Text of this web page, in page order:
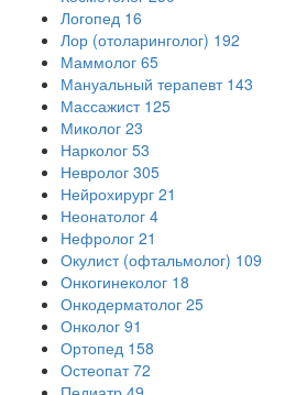
Логопед 16
Лор (отоларинголог) 192
Маммолог 65
Мануальный терапевт 143
Массажист 125
Миколог 23
Нарколог 53
Невролог 305
Нейрохирург 21
Неонатолог 4
Нефролог 21
Окулист (офтальмолог) 109
Онкогинеколог 18
Онкодерматолог 25
Онколог 91
Ортопед 158
Остеопат 72